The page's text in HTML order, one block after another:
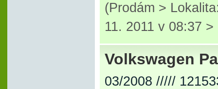
(Prodám >
11. 2011 v 08:37 >
Volkswagen
03/2008 /////